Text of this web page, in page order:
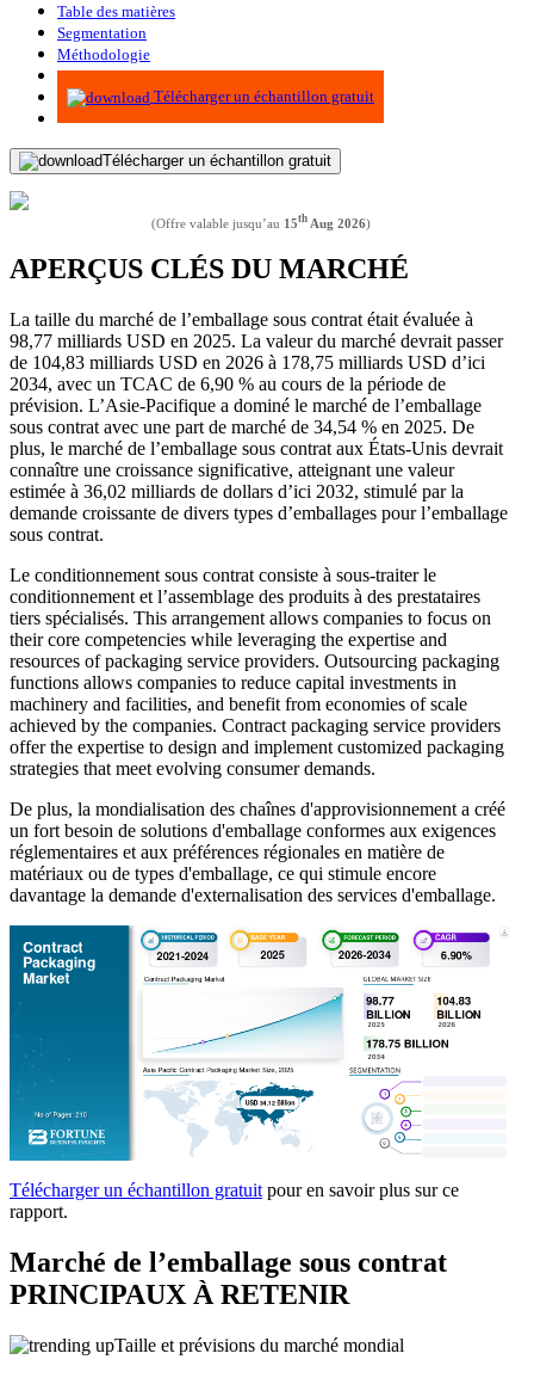
Table des matières
Segmentation
Méthodologie
Infographie
Télécharger un échantillon gratuit
Télécharger un échantillon gratuit
(Offre valable jusqu’au 15th Aug 2026)
APERÇUS CLÉS DU MARCHÉ
La taille du marché de l’emballage sous contrat était évaluée à
98,77 milliards USD en 2025. La valeur du marché devrait passer
de 104,83 milliards USD en 2026 à 178,75 milliards USD d’ici
2034, avec un TCAC de 6,90 % au cours de la période de
prévision. L’Asie-Pacifique a dominé le marché de l’emballage
sous contrat avec une part de marché de 34,54 % en 2025. De
plus, le marché de l’emballage sous contrat aux États-Unis devrait
connaître une croissance significative, atteignant une valeur
estimée à 36,02 milliards de dollars d’ici 2032, stimulé par la
demande croissante de divers types d’emballages pour l’emballage
sous contrat.
Le conditionnement sous contrat consiste à sous-traiter le
conditionnement et l’assemblage des produits à des prestataires
tiers spécialisés. This arrangement allows companies to focus on
their core competencies while leveraging the expertise and
resources of packaging service providers. Outsourcing packaging
functions allows companies to reduce capital investments in
machinery and facilities, and benefit from economies of scale
achieved by the companies. Contract packaging service providers
offer the expertise to design and implement customized packaging
strategies that meet evolving consumer demands.
De plus, la mondialisation des chaînes d'approvisionnement a créé
un fort besoin de solutions d'emballage conformes aux exigences
réglementaires et aux préférences régionales en matière de
matériaux ou de types d'emballage, ce qui stimule encore
davantage la demande d'externalisation des services d'emballage.
Télécharger un échantillon gratuit pour en savoir plus sur ce
rapport.
Marché de l’emballage sous contrat
PRINCIPAUX À RETENIR
Taille et prévisions du marché mondial